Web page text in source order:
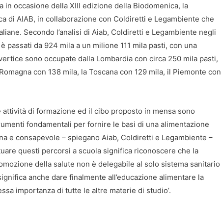
in occasione della XIII edizione della Biodomenica, la
di AIAB, in collaborazione con Coldiretti e Legambiente che
Secondo l’analisi di Aiab, Coldiretti e Legambiente negli
da 924 mila a un milione 111 mila pasti, con una
sono occupate dalla Lombardia con circa 250 mila pasti,
con 138 mila, la Toscana con 129 mila, il Piemonte con
attività di formazione ed il cibo proposto in mensa sono
fondamentali per fornire le basi di una alimentazione
e consapevole – spiegano Aiab, Coldiretti e Legambiente –
questi percorsi a scuola significa riconoscere che la
della salute non è delegabile al solo sistema sanitario
anche dare finalmente all’educazione alimentare la
importanza di tutte le altre materie di studio’.